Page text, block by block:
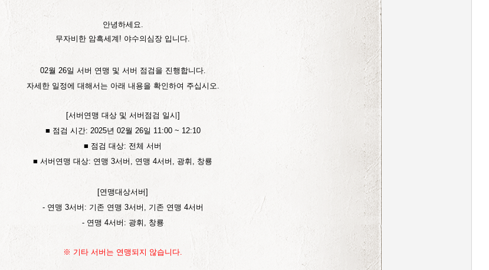
안녕하세요.
무자비한 암흑세계! 야수의심장 입니다.
02월 26일 서버 연맹 및 서버 점검을 진행합니다.
자세한 일정에 대해서는 아래 내용을 확인하여 주십시오.
[서버연맹 대상 및 서버점검 일시]
■ 점검 시간: 2025년 02월 26일 11:00 ~ 12:10
■ 점검 대상: 전체 서버
■ 서버연맹 대상: 연맹 3서버, 연맹 4서버, 광휘, 창룡
[연맹대상서버]
- 연맹 3서버: 기존 연맹 3서버, 기존 연맹 4서버
- 연맹 4서버: 광휘, 창룡
※ 기타 서버는 연맹되지 않습니다.